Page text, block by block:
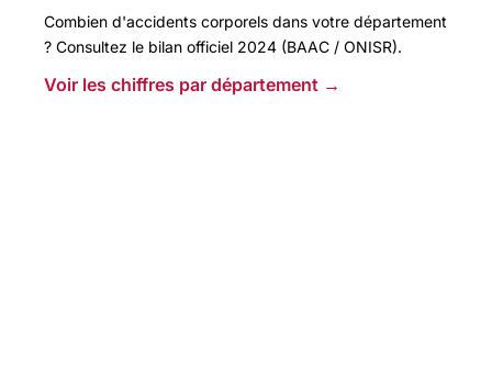
Combien d'accidents corporels dans votre département
? Consultez le bilan officiel 2024 (BAAC / ONISR).
Voir les chiffres par département →